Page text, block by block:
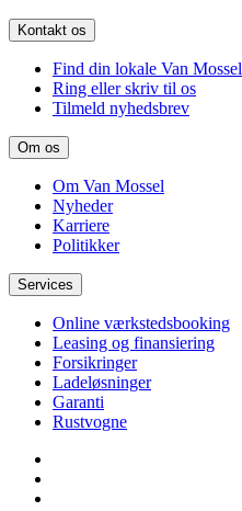
Kontakt os
Find din lokale Van Mossel
Ring eller skriv til os
Tilmeld nyhedsbrev
Om os
Om Van Mossel
Nyheder
Karriere
Politikker
Services
Online værkstedsbooking
Leasing og finansiering
Forsikringer
Ladeløsninger
Garanti
Rustvogne